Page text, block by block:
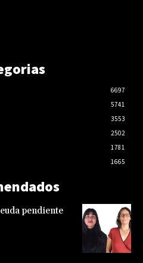
6697
5741
3553
2502
1781
1665
pendiente